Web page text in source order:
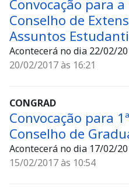
Convocação para
Conselho de
Assuntos
Acontecerá no dia 22/02/
20/02/2017 às 16:21
CONGRAD
Convocação para
Conselho de
Acontecerá no dia 17/02/
15/02/2017 às 10:54